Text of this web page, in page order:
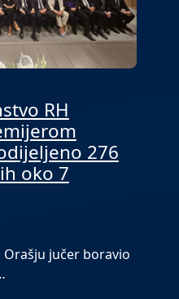
RH
276
oko 7
jučer boravio